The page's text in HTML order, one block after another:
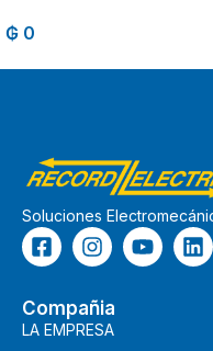
₲ 0
Soluciones
Compañia
LA EMPRESA